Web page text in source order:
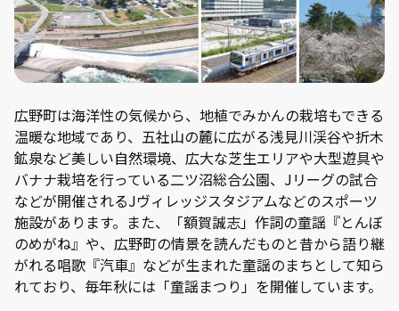
広野町は海洋性の気候から、地植でみかんの栽培もできる
温暖な地域であり、五社山の麓に広がる浅見川渓谷や折木
鉱泉など美しい自然環境、広大な芝生エリアや大型遊具や
バナナ栽培を行っている二ツ沼総合公園、Jリーグの試合
などが開催されるJヴィレッジスタジアムなどのスポーツ
施設があります。また、「額賀誠志」作詞の童謡『とんぼ
のめがね』や、広野町の情景を読んだものと昔から語り継
がれる唱歌『汽車』などが生まれた童謡のまちとして知ら
れており、毎年秋には「童謡まつり」を開催しています。